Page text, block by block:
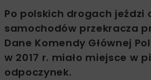
Po polskich drogach jeździ
samochodów przekracza
Dane Komendy Głównej
w 2017 r. miało miejsce w
odpoczynek.